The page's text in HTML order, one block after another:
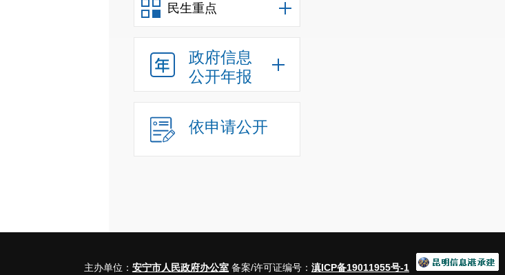
民生重点
政府信息
公开年报
依申请公开
主办单位： 安宁市人民政府办公室 备案/许可证编号： 滇ICP备19011955号-1